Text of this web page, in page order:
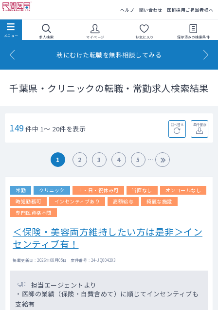
ヘルプ 問い合わせ 医師採用ご担当者様へ
求人検索 マイページ お気に入り 保存済みの検索条件
秋にむけた転職を無料相談してみる
千葉県・クリニックの転職・常勤求人検索結果
149 件中 1～ 20件を表示 並べ替え 条件保存
1 2 3 4 5
常勤 クリニック 土・日・祝休み可 当直なし
オンコールなし
時短勤務可
インセンティブあり 高額給与
綺麗な施設
専門医資格不問
＜保険・美容両方維持したい方は是非＞イン
センティブ有！
掲載更新日 : 2026年08月05日 案件番号 : 24-JQ004203
担当エージェントより
・医師の業績（保険・自費含めて）に順じてインセンティブも
支給有